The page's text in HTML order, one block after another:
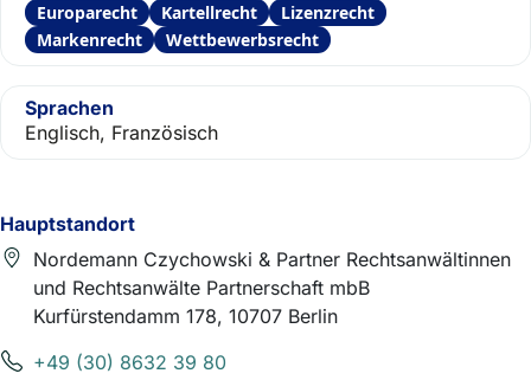
Hauptstandort
Nordemann Czychowski & Partner Rechtsanwältinnen
und Rechtsanwälte Partnerschaft mbB
Kurfürstendamm 178, 10707 Berlin
+49 (30) 8632 39 80
Europarecht Kartellrecht
Lizenzrecht
Markenrecht
Wettbewerbsrecht
Sprachen
Englisch, Französisch